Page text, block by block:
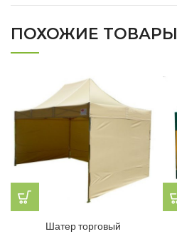
ПОХОЖИЕ ТОВАРЫ
Шатер торговый